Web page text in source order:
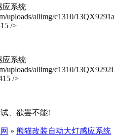
应系统
uploads/allimg/c1310/
/>
应系统
uploads/allimg/c1310/
/>
、欲罢不能!
» 熊猫改装自动大灯感应系统